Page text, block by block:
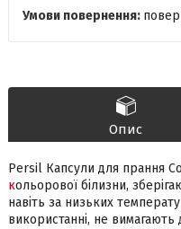
Опис
Persil Капсули для прання
кольорової білизни,
навіть за низьких
використанні, не